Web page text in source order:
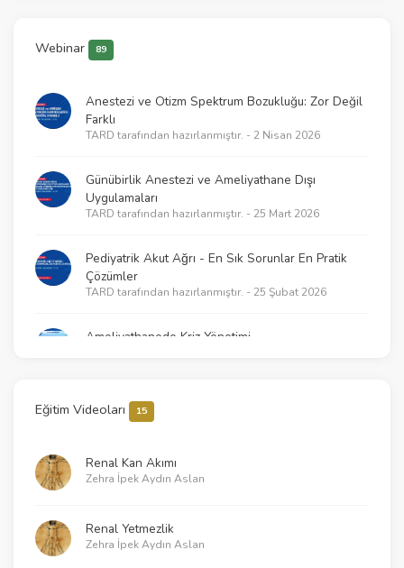
Webinar 89
Anestezi ve Otizm Spektrum Bozukluğu: Zor Değil
Farklı
TARD tarafından hazırlanmıştır. - 2 Nisan 2026
Günübirlik Anestezi ve Ameliyathane Dışı
Uygulamaları
TARD tarafından hazırlanmıştır. - 25 Mart 2026
Pediyatrik Akut Ağrı - En Sık Sorunlar En Pratik
Çözümler
TARD tarafından hazırlanmıştır. - 25 Şubat 2026
Ameliyathanede Kriz Yönetimi
2025 KPR Kılavuzlarının getirdikleri – Neler
Klinik Araştırmalarda Temel İstatistik ve Çalışma
Eğitim Videoları 15
Renal Kan Akımı
Zehra İpek Aydın Aslan
Renal Yetmezlik
Zehra İpek Aydın Aslan